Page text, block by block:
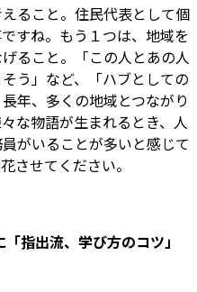
ること。住民代表として個
すね。もう１つは、地域を
ること。「この人とあの人
う」など、「ハブとしての
年、多くの地域とつながり
な物語が生まれるとき、人
がいることが多いと感じて
させてください。
「指出流、学び方のコツ」